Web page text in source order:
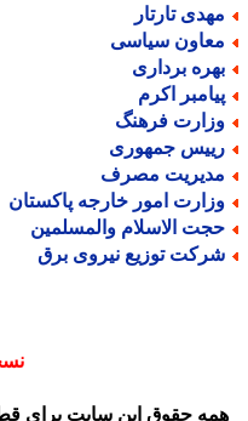
تارتار
سیاسی
برداری
اکرم
فرهنگ
جمهوری
مصرف
امور خارجه پاکستان
الاسلام والمسلمین
توزیع نیروی برق
حقوق این سایت برای